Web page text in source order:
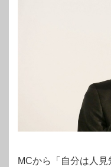
MCから「自分は人